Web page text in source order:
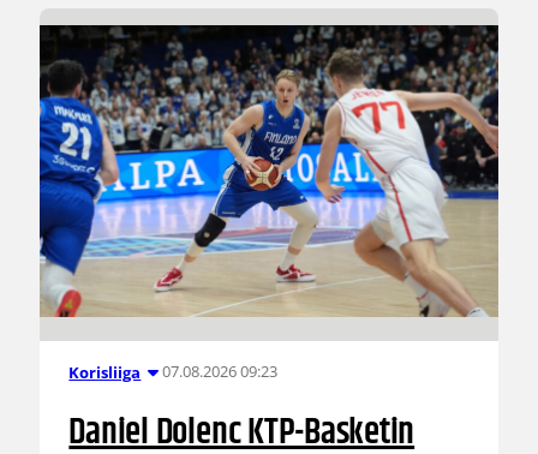
Korisliiga 07.08.2026 09:23
Daniel Dolenc KTP-Basketin